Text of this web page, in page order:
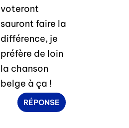
voteront
sauront faire la
différence, je
préfère de loin
la chanson
belge à ça !
RÉPONSE